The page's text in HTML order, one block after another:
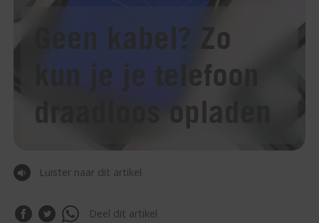
Geen kabel? Zo
kun je je telefoon
draadloos opladen
Luister naar dit artikel
Deel dit artikel